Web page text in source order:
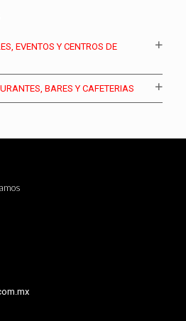
EVENTOS Y CENTROS DE
BARES Y CAFETERIAS